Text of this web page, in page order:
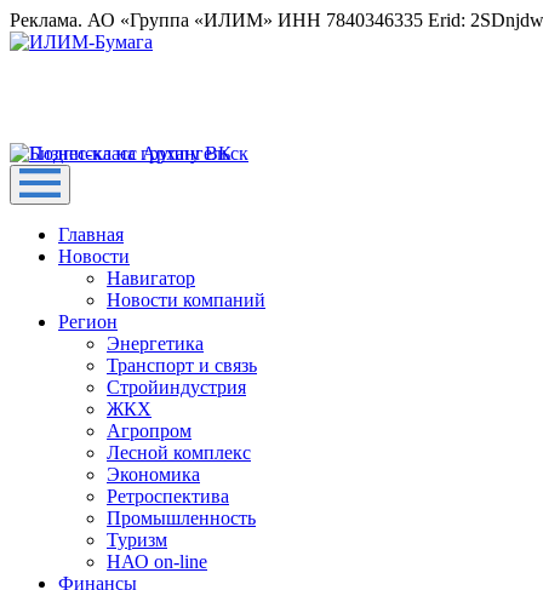
Реклама. АО «Группа «ИЛИМ» ИНН 7840346335 Erid:
Главная
Новости
Навигатор
Новости компаний
Регион
Энергетика
Транспорт и связь
Стройиндустрия
ЖКХ
Агропром
Лесной комплекс
Экономика
Ретроспектива
Промышленность
Туризм
НАО on-line
Финансы